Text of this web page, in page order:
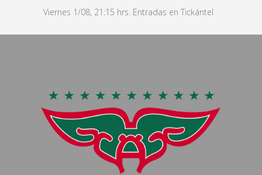
Viernes 1/08, 21:15 hrs. Entradas en Tickántel